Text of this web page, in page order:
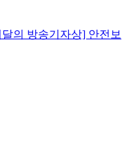
의 방송기자상] 안전보